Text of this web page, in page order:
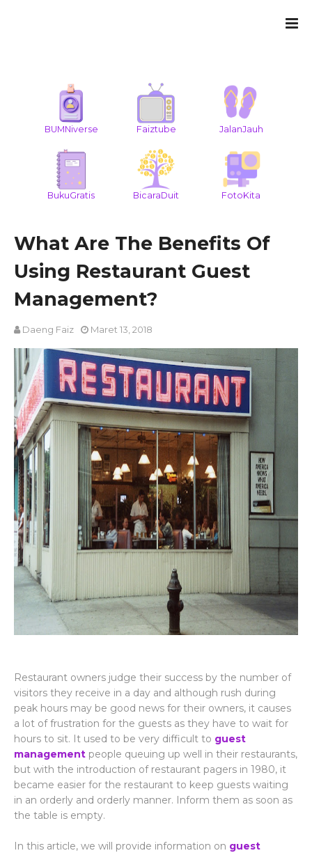
BUMNiverse Faiztube JalanJauh
BukuGratis BicaraDuit FotoKita
What Are The Benefits Of
Using Restaurant Guest
Management?
Daeng Faiz Maret 13, 2018
Restaurant owners judge their success by the number of
visitors they receive in a day and although rush during
peak hours may be good news for their owners, it causes
a lot of frustration for the guests as they have to wait for
hours to sit. It used to be very difficult to guest
management people queuing up well in their restaurants,
but with the introduction of restaurant pagers in 1980, it
became easier for the restaurant to keep guests waiting
in an orderly and orderly manner. Inform them as soon as
the table is empty.
In this article, we will provide information on guest